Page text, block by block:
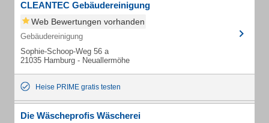
CLEANTEC Gebäudereinigung
Web Bewertungen vorhanden
Gebäudereinigung
Sophie-Schoop-Weg 56 a
21035 Hamburg - Neuallermöhe
Heise PRIME gratis testen
Die Wäscheprofis Wäscherei